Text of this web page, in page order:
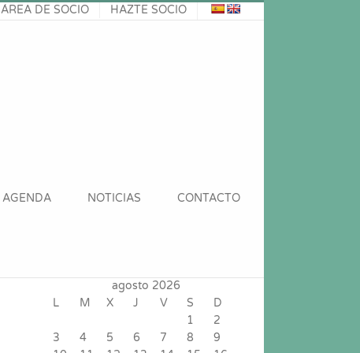
ÁREA DE SOCIO HAZTE SOCIO
AGENDA NOTICIAS CONTACTO
agosto 2026
L
M X J V S
D
1
2
3
4 5 6 7 8
9